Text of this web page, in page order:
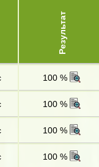
Результат
100 %
100 %
100 %
100 %